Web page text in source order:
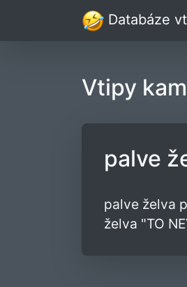
Databáze
Vtipy
palve
palve želva
želva "TO